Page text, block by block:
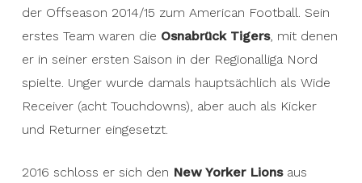
physical contact and toughness of the game. So
he came to American football in the 2014/15
offseason. His first team was theOsnabrück
Tigers , with which he played in the Regionalliga
Nord in his first season. At that time, Unger was
mainly used as a wide receiver (eight
der Offseason 2014/15 zum American Football. Sein
erstes Team waren die Osnabrück Tigers, mit denen
er in seiner ersten Saison in der Regionalliga Nord
spielte. Unger wurde damals hauptsächlich als Wide
Receiver (acht Touchdowns), aber auch als Kicker
und Returner eingesetzt.
2016 schloss er sich den New Yorker Lionsaus